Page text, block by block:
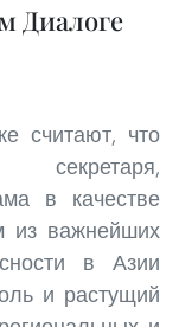
Диалоге
считают, что
секретаря,
в качестве
из важнейших
в Азии
и растущий